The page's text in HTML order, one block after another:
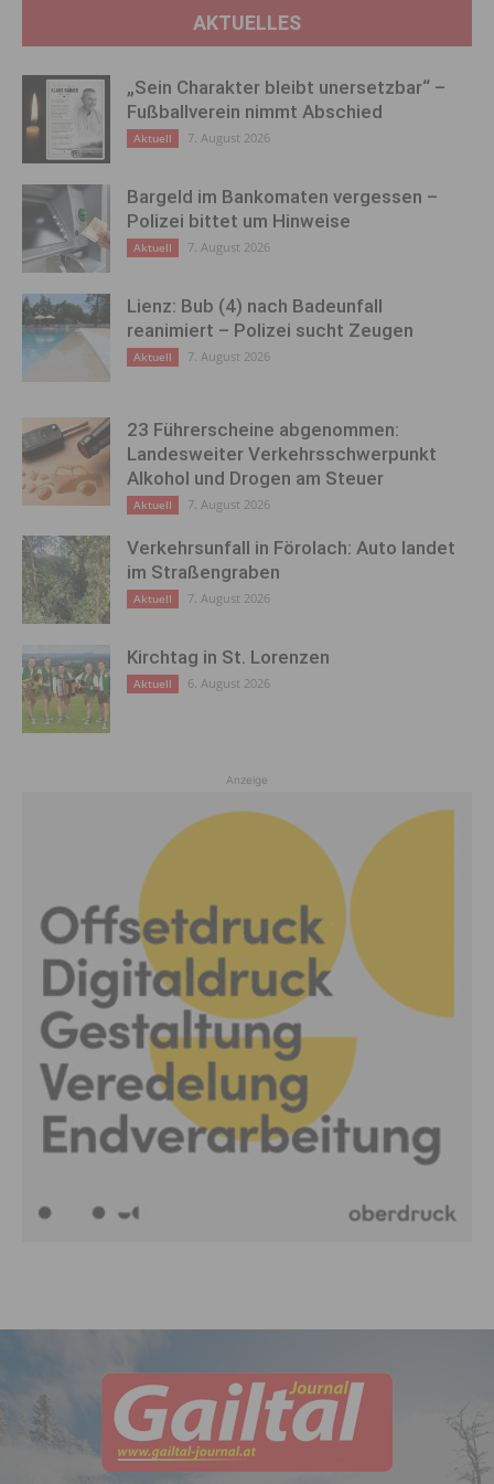
AKTUELLES
„Sein Charakter bleibt unersetzbar“ –
Fußballverein nimmt Abschied
Aktuell 7. August 2026
Bargeld im Bankomaten vergessen –
Polizei bittet um Hinweise
Aktuell 7. August 2026
Lienz: Bub (4) nach Badeunfall
reanimiert – Polizei sucht Zeugen
Aktuell 7. August 2026
23 Führerscheine abgenommen:
Landesweiter Verkehrsschwerpunkt
Alkohol und Drogen am Steuer
Aktuell 7. August 2026
Verkehrsunfall in Förolach: Auto landet
im Straßengraben
Aktuell 7. August 2026
Kirchtag in St. Lorenzen
Aktuell 6. August 2026
Anzeige